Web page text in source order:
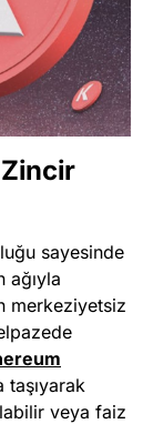
sayesinde
ağıyla
merkeziyetsiz
taşıyarak
veya faiz